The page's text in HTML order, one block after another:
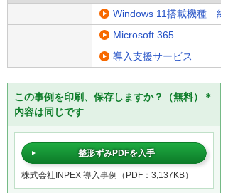
Windows 11搭載機種 約
Microsoft 365
導入支援サービス
この事例を印刷、保存しますか？（無料）＊
内容は同じです
整形ずみPDFを入手
株式会社INPEX 導入事例（PDF：3,137KB）